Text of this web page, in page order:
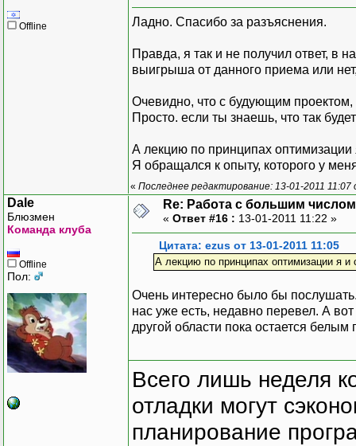
Offline Ладно. Спасибо за разъяснения.
Правда, я так и не получил ответ, в
выигрыша от данного приема или
Очевидно, что с будующим проектом,
Просто. если ты знаешь, что так
А лекцию по принципах оптимизации
Я обращался к опыту, которого у
« Последнее редактирование: 13-01-2011 11:07
Dale
Блюзмен
Команда клуба
Offline
Пол:
Re: Работа с большим
« Ответ #16 : 13-01-2011 11:22 »
Цитата: ezus от 13-01-2011 11:05
А лекцию по принципах оптимизации я и
Очень интересно было бы
нас уже есть, недавно перевел. А
другой области пока остается белым
Всего лишь неделя
отладки могут
планирование